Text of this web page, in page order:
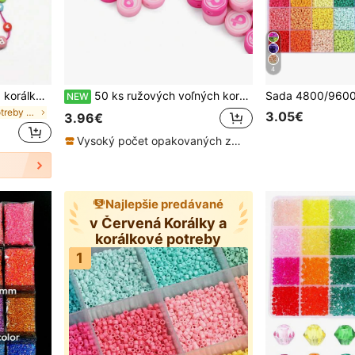
5-dielna sada nástrojov na korálkovanie z nehrdzavejúcej ocele vrátane ihiel na korálky, ihiel s veľkými očkami, dierovacích ihiel a príslušenstva na výrobu šperkov na náhrdelníky
v Potreby na korálkovanie
NEW 50 ks ružových voľných korálkov z polymérnej hliny pre ženy, na podporu povedomia o rakovine prsníka a HIV, na výrobu šperkov, DIY suvenírnych náramkov a doplnkov
3.96€
Vysoký počet opakovaných zákazníkov
4
3.05€
Najlepšie predávané
v Červená Korálky a
korálkové potreby
1